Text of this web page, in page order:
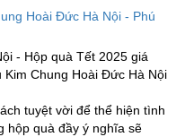
Hoài Đức Hà Nội - Phú
- Hộp quà Tết 2025 giá
Chung Hoài Đức Hà Nội
tuyệt vời để thể hiện tình
hộp quà đầy ý nghĩa sẽ